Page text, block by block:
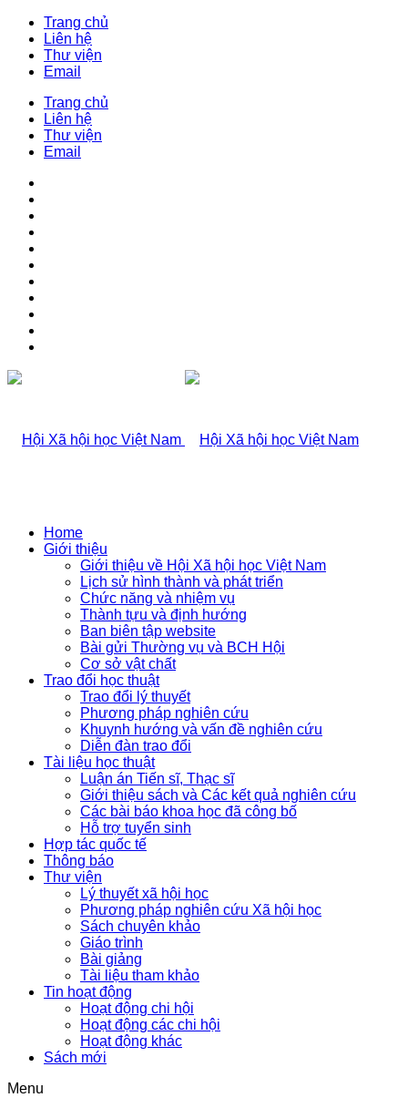
Trang chủ
Liên hệ
Thư viện
Email
Trang chủ
Liên hệ
Thư viện
Email
Home
Giới thiệu
Giới thiệu về Hội Xã hội học Việt Nam
Lịch sử hình thành và phát triển
Chức năng và nhiệm vụ
Thành tựu và định hướng
Ban biên tập website
Bài gửi Thường vụ và BCH Hội
Cơ sở vật chất
Trao đổi học thuật
Trao đổi lý thuyết
Phương pháp nghiên cứu
Khuynh hướng và vấn đề nghiên cứu
Diễn đàn trao đổi
Tài liệu học thuật
Luận án Tiến sĩ, Thạc sĩ
Giới thiệu sách và Các kết quả nghiên cứu
Các bài báo khoa học đã công bố
Hỗ trợ tuyển sinh
Hợp tác quốc tế
Thông báo
Thư viện
Lý thuyết xã hội học
Phương pháp nghiên cứu Xã hội học
Sách chuyên khảo
Giáo trình
Bài giảng
Tài liệu tham khảo
Tin hoạt động
Hoạt động chi hội
Hoạt động các chi hội
Hoạt động khác
Sách mới
Menu